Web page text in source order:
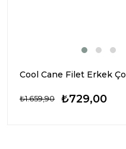
₺729,00
₺1.659,90